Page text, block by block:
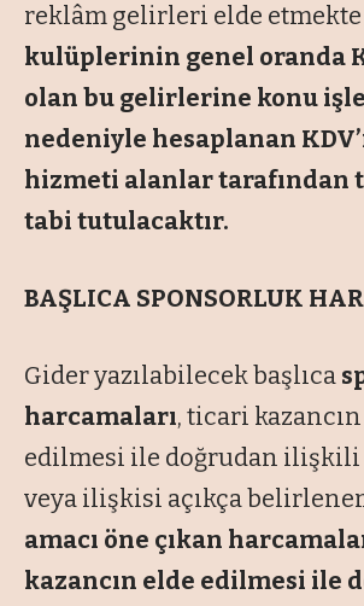
reklâm gelirleri elde
kulüplerinin genel oranda
olan bu gelirlerine konu
nedeniyle hesaplanan
hizmeti alanlar tarafından
tabi tutulacaktır.
BAŞLICA SPONSORLUK
Gider yazılabilecek başlıca
harcamaları, ticari
edilmesi ile doğrudan ilişkili
veya ilişkisi açıkça
amacı öne çıkan
kazancın elde edilmesi ile